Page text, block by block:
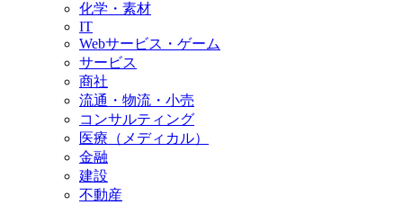
化学・素材
IT
Webサービス・ゲーム
サービス
商社
流通・物流・小売
コンサルティング
医療（メディカル）
金融
建設
不動産